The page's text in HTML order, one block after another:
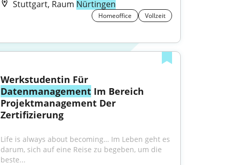
Stuttgart, Raum Nürtingen
Homeoffice Vollzeit
Werkstudentin Für
Datenmanagement Im Bereich
Projektmanagement Der
Zertifizierung
Life is always about becoming… Im Leben geht es
darum, sich auf eine Reise zu begeben, um die
beste...